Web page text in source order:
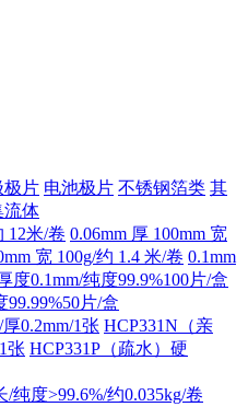
极片 电池极片 不锈钢箔类 其
流体
12米/卷 0.06mm 厚 100mm 宽
宽 100g/约 1.4 米/卷 0.1mm
度0.1mm/纯度99.9%100片/盒
99.99%50片/盒
0.2mm/1张 HCP331N（亲
张 HCP331P（疏水）硬
/纯度>99.6%/约0.035kg/卷